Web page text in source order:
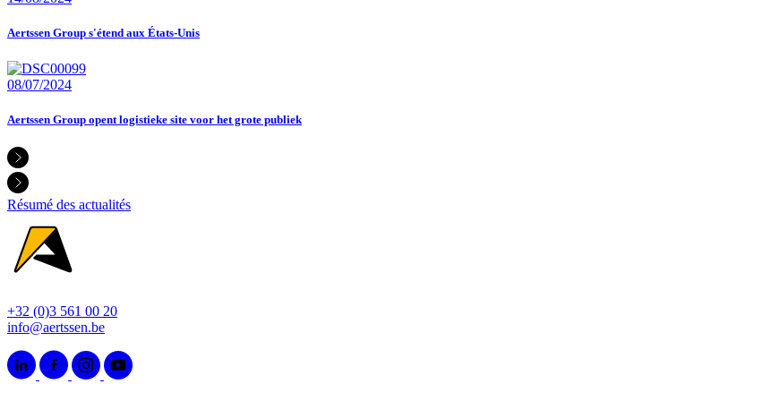
Aertssen Group s'étend aux États-Unis
08/07/2024
Aertssen Group opent logistieke site voor het grote publiek
Résumé des actualités
+32 (0)3 561 00 20
info@aertssen.be